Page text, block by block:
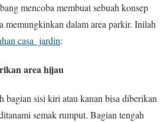
mencoba membuat sebuah konsep
memungkinkan dalam area parkir. Inilah
casa jardin:
area hijau
bagian sisi kiri atau kanan bisa diberikan
semak rumput. Bagian tengah